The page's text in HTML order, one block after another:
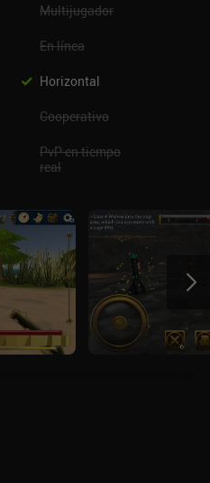
Multijugador
En línea
Horizontal
Cooperativo
PvP en tiempo
real